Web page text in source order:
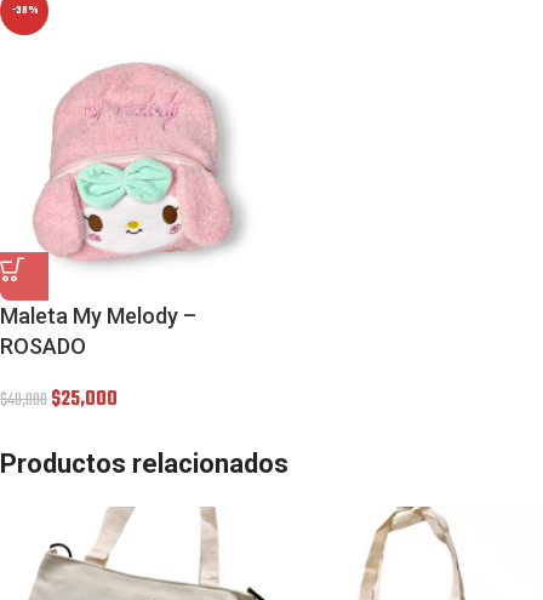
-38%
Maleta My Melody –
ROSADO
$40,000$25,000
Productos relacionados